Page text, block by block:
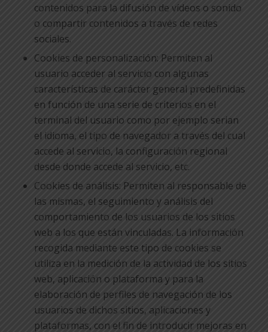
contenidos para la difusión de vídeos o sonido
o compartir contenidos a través de redes
sociales.
Cookies de personalización: Permiten al
usuario acceder al servicio con algunas
características de carácter general predefinidas
en función de una serie de criterios en el
terminal del usuario como por ejemplo serian
el idioma, el tipo de navegador a través del cual
accede al servicio, la configuración regional
desde donde accede al servicio, etc.
Cookies de análisis: Permiten al responsable de
las mismas, el seguimiento y análisis del
comportamiento de los usuarios de los sitios
web a los que están vinculadas. La información
recogida mediante este tipo de cookies se
utiliza en la medición de la actividad de los sitios
web, aplicación o plataforma y para la
elaboración de perfiles de navegación de los
usuarios de dichos sitios, aplicaciones y
plataformas, con el fin de introducir mejoras en